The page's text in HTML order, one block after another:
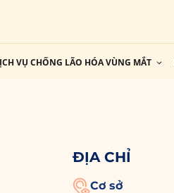
VỤ CHỐNG LÃO HÓA VÙNG MẮT
ĐỊA CHỈ
Cơ sở